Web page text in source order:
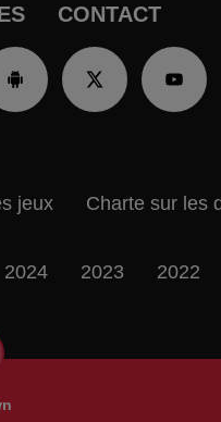
CONTACT
jeux Charte sur les
2024 2023 2022